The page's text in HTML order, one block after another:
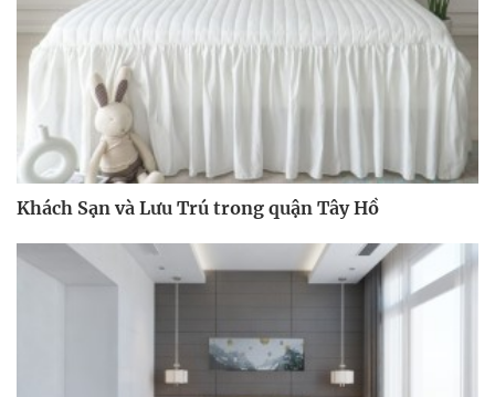
Khách Sạn và Lưu Trú trong quận Tây Hồ